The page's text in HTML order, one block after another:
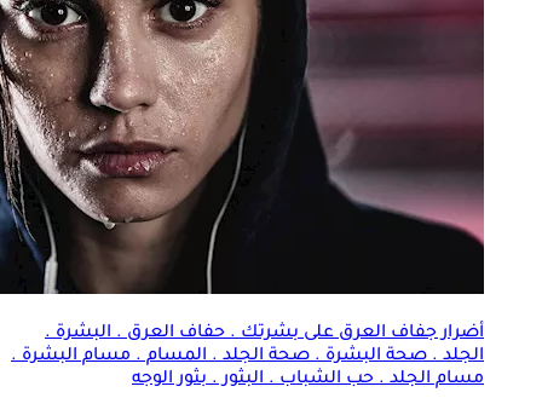
أضرار جفاف العرق على بشرتك . حفاف العرق . البشرة .
الجلد. صحة البشرة . صحةالجلد. المسام . مسام البشرة .
مسامالجلد. حب الشباب . البثور . بثور الوجه